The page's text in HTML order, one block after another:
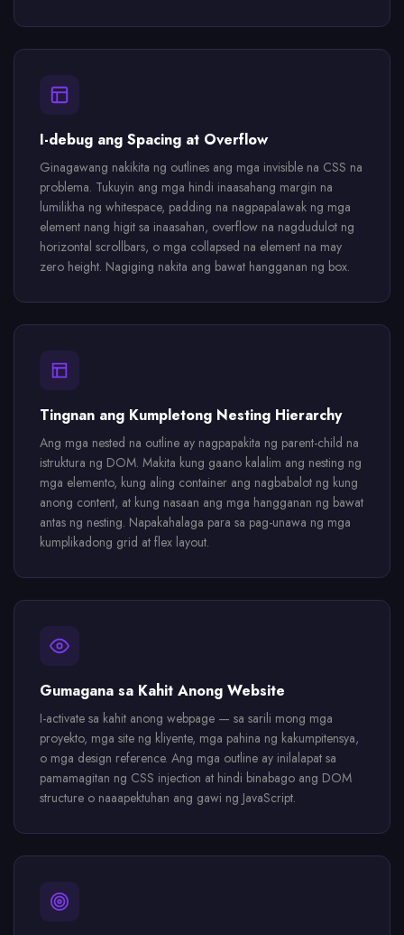
I-debug ang Spacing at Overflow
Ginagawang nakikita ng outlines ang mga invisible na CSS na
problema. Tukuyin ang mga hindi inaasahang margin na
lumilikha ng whitespace, padding na nagpapalawak ng mga
element nang higit sa inaasahan, overflow na nagdudulot ng
horizontal scrollbars, o mga collapsed na element na may
zero height. Nagiging nakita ang bawat hangganan ng box.
Tingnan ang Kumpletong Nesting Hierarchy
Ang mga nested na outline ay nagpapakita ng parent-child na
istruktura ng DOM. Makita kung gaano kalalim ang nesting ng
mga elemento, kung aling container ang nagbabalot ng kung
anong content, at kung nasaan ang mga hangganan ng bawat
antas ng nesting. Napakahalaga para sa pag-unawa ng mga
kumplikadong grid at flex layout.
Gumagana sa Kahit Anong Website
I-activate sa kahit anong webpage — sa sarili mong mga
proyekto, mga site ng kliyente, mga pahina ng kakumpitensya,
o mga design reference. Ang mga outline ay inilalapat sa
pamamagitan ng CSS injection at hindi binabago ang DOM
structure o naaapektuhan ang gawi ng JavaScript.